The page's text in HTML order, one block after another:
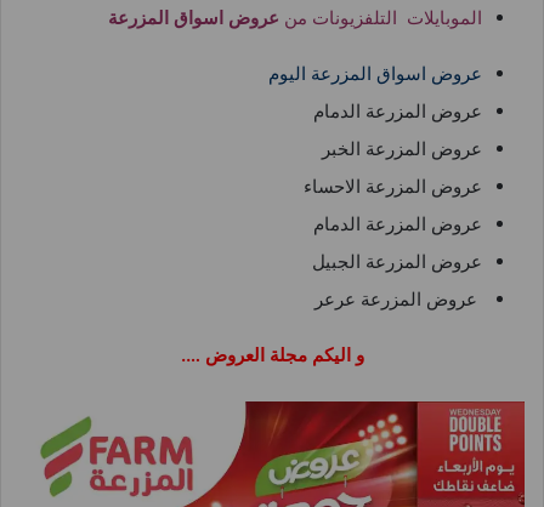
الموبايلات التلفزيونات من عروض اسواق المزرعة
عروض اسواق المزرعة اليوم
عروض المزرعة الدمام
عروض المزرعة الخبر
عروض المزرعة الاحساء
عروض المزرعة الدمام
عروض المزرعة الجبيل
عروض المزرعة عرعر
و اليكم مجلة العروض ….